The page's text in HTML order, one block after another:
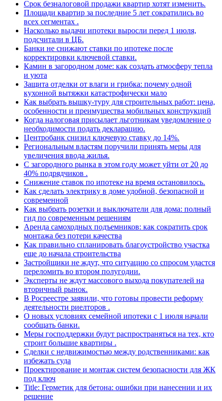
Срок безналоговой продажи квартир хотят изменить.
Площади квартир за последние 5 лет сократились во
всех сегментах .
Насколько выдачи ипотеки выросли перед 1 июля,
подсчитали в ЦБ.
Банки не снижают ставки по ипотеке после
корректировки ключевой ставки.
Камин в загородном доме: как создать атмосферу тепла
и уюта
Защита отделки от влаги и грибка: почему одной
кухонной вытяжки катастрофически мало
Как выбрать вышку-туру для строительных работ: цена,
особенности и преимущества мобильных конструкций
Когда налоговая присылает льготникам уведомление о
необходимости подать декларацию.
Центробанк снизил ключевую ставку до 14%.
Региональным властям поручили принять меры для
увеличения ввода жилья.
С загородного рынка в этом году может уйти от 20 до
40% подрядчиков .
Снижение ставок по ипотеке на время остановилось.
Как сделать электрику в доме удобной, безопасной и
современной
Как выбрать розетки и выключатели для дома: полный
гид по современным решениям
Аренда самоходных подъемников: как сократить срок
монтажа без потери качества
Как правильно спланировать благоустройство участка
еще до начала строительства
Застройщики не ждут, что ситуацию со спросом удастся
переломить во втором полугодии.
Эксперты не ждут массового выхода покупателей на
вторичный рынок.
В Росреестре заявили, что готовы провести реформу
деятельности риелторов .
О новых условиях семейной ипотеки с 1 июля начали
сообщать банки.
Меры господдержки будут распространяться на тех, кто
строит большие квартиры .
Сделки с недвижимостью между родственниками: как
избежать суда
Проектирование и монтаж систем безопасности для ЖК
под ключ
Title: Герметик для бетона: ошибки при нанесении и их
решение